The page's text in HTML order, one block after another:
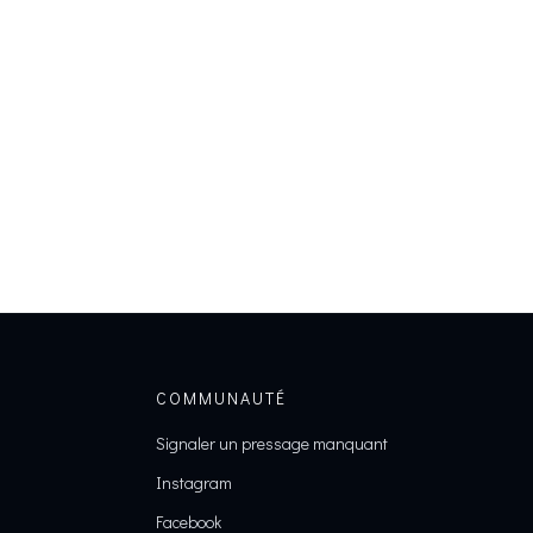
COMMUNAUTÉ
Signaler un pressage manquant
Instagram
Facebook